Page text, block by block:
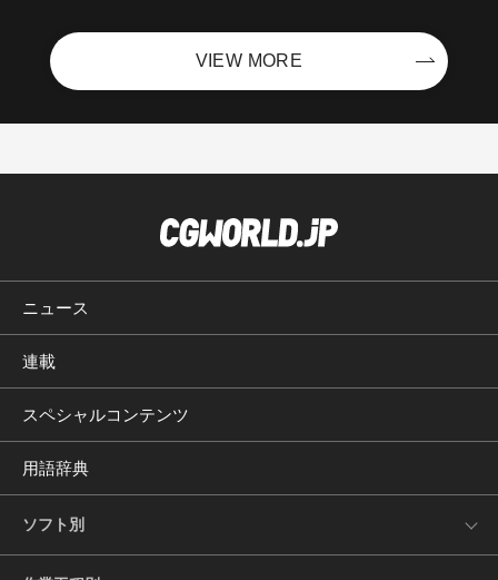
VIEW MORE
ニュース
連載
スペシャルコンテンツ
用語辞典
ソフト別